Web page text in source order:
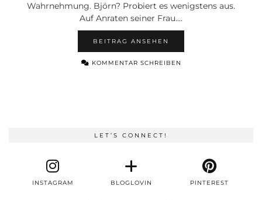
Wahrnehmung. Björn? Probiert es wenigstens aus.
Auf Anraten seiner Frau.…
BEITRAG ANSEHEN
KOMMENTAR SCHREIBEN
LET’S CONNECT!
INSTAGRAM BLOGLOVIN PINTEREST